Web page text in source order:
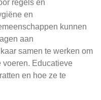
regels en
en
kunnen
aan
samen te werken om
voeren. Educatieve
en hoe ze te